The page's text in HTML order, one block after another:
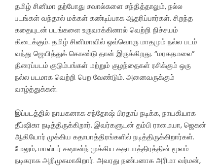
தமிழ் சினிமா தற்போது சவால்களை சந்தித்தாலும், நல்ல
படங்கள் வந்தால் மக்கள் கண்டிப்பாக ஆதரிப்பார்கள். சிறந்த
கதையுடன் படங்களை உருவாக்கினால் வெற்றி நிச்சயம்
கிடைக்கும். தமிழ் சினிமாவில் ஒவ்வொரு மாதமும் நல்ல படம்
வந்து ஜெயித்துக் கொண்டு தான் இருக்கிறது. “மரகதமலை”
திரைப்படம் குடும்பங்கள் மற்றும் குழந்தைகள் ரசிக்கும் ஒரு
நல்ல படமாக வெற்றி பெற வேண்டும். அனைவருக்கும்
வாழ்த்துக்கள்.
இப்படத்தில் நாயகனாக சந்தோஷ் பிரதாப் நடிக்க, நாயகியாக
தீப்ஷிகா நடித்திருக்கிறார். இவர்களுடன் தம்பி ராமையா, ஜெகன்
ஆகியோர் முக்கிய கதாபாத்திரங்களில் நடித்திருக்கிறார்கள்.
மேலும், மாஸ்டர் சஷான்ந் முக்கிய கதாபாத்திரத்தின் மூலம்
நடிகராக அறிமுகமாகிறார். அவரது நண்பனாக அரிமா வர்மன்,